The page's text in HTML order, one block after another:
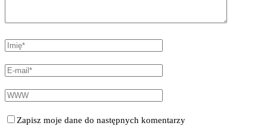
Zapisz moje dane do następnych komentarzy